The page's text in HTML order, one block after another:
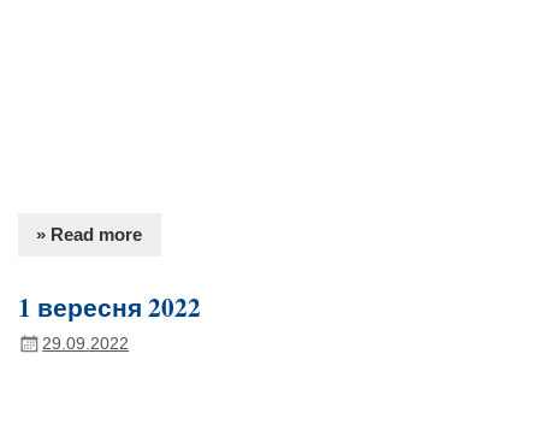
» Read more
1 вересня 2022
29.09.2022